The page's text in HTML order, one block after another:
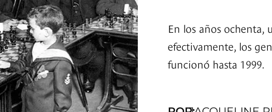
En los años
efectivamente, los
funcionó hasta 1999.